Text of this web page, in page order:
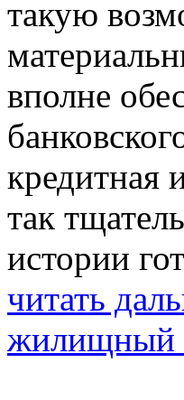
такую
вполне
кредитная
так
истории
читать
жилищный